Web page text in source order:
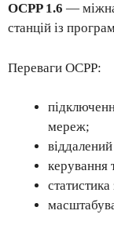
OCPP 1.6 —
станцій із
Переваги OCPP:
мереж;
керування